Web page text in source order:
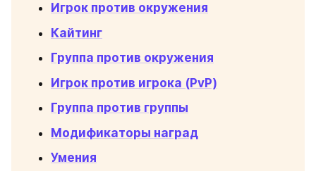
Игрок против окружения
Кайтинг
Группа против окружения
Игрок против игрока (PvP)
Группа против группы
Модификаторы наград
Умения